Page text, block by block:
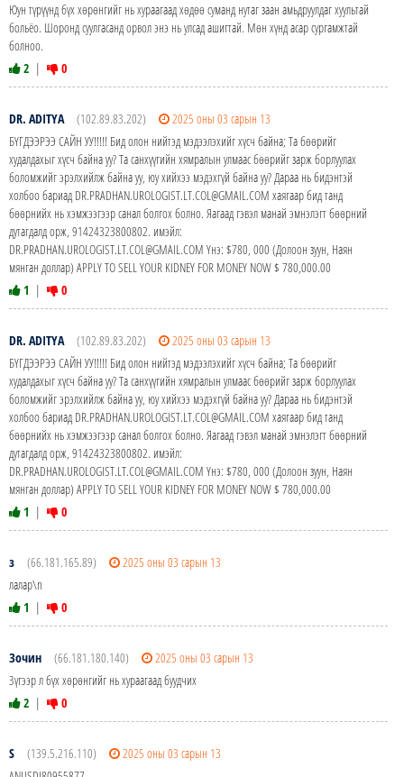
Юун түрүүнд бүх хөрөнгийг нь хураагаад хөдөө суманд нутаг заан амьдруулдаг хуультай
больёо. Шоронд суулгасанд орвол энэ нь улсад ашигтай. Мөн хүнд асар сургамжтай
болноо.
2 | 0
DR. ADITYA (102.89.83.202)
2025 оны 03 сарын 13
БҮГДЭЭРЭЭ САЙН УУ!!!!! Бид олон нийтэд мэдээлэхийг хүсч байна; Та бөөрийг
худалдахыг хүсч байна уу? Та санхүүгийн хямралын улмаас бөөрийг зарж борлуулах
боломжийг эрэлхийлж байна уу, юу хийхээ мэдэхгүй байна уу? Дараа нь бидэнтэй
холбоо бариад DR.PRADHAN.UROLOGIST.LT.COL@GMAIL.COM хаягаар бид танд
бөөрнийх нь хэмжээгээр санал болгох болно. Яагаад гэвэл манай эмнэлэгт бөөрний
дутагдалд орж, 91424323800802. имэйл:
DR.PRADHAN.UROLOGIST.LT.COL@GMAIL.COM Yнэ: $780, 000 (Долоон зуун, Наян
мянган доллар) APPLY TO SELL YOUR KIDNEY FOR MONEY NOW $ 780,000.00
1 | 0
DR. ADITYA (102.89.83.202)
2025 оны 03 сарын 13
БҮГДЭЭРЭЭ САЙН УУ!!!!! Бид олон нийтэд мэдээлэхийг хүсч байна; Та бөөрийг
худалдахыг хүсч байна уу? Та санхүүгийн хямралын улмаас бөөрийг зарж борлуулах
боломжийг эрэлхийлж байна уу, юу хийхээ мэдэхгүй байна уу? Дараа нь бидэнтэй
холбоо бариад DR.PRADHAN.UROLOGIST.LT.COL@GMAIL.COM хаягаар бид танд
бөөрнийх нь хэмжээгээр санал болгох болно. Яагаад гэвэл манай эмнэлэгт бөөрний
дутагдалд орж, 91424323800802. имэйл:
DR.PRADHAN.UROLOGIST.LT.COL@GMAIL.COM Yнэ: $780, 000 (Долоон зуун, Наян
мянган доллар) APPLY TO SELL YOUR KIDNEY FOR MONEY NOW $ 780,000.00
1 | 0
з (66.181.165.89)
2025 оны 03 сарын 13
лалар\n
1 | 0
Зочин (66.181.180.140)
2025 оны 03 сарын 13
Зүгээр л бүх хөрөнгийг нь хураагаад буудчих
2 | 0
S (139.5.216.110)
2025 оны 03 сарын 13